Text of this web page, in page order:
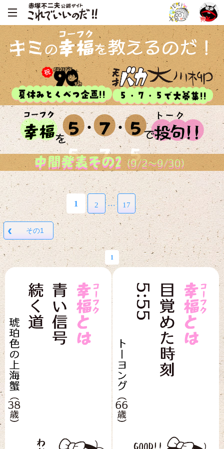
夏休みとくべつ企画!!
キミの幸福
コーフク
を教えるのだ！
５・７・５で大募集!!
幸福
コーフク
を
５ ・ ７・５で投句
トーク
!!
中間発表その2 （9/2～9/30）
1 2 … 17
‹ その1
1